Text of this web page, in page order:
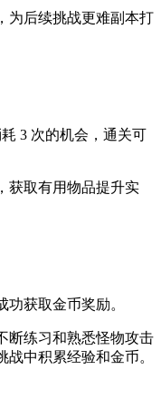
为后续挑战更难副本打
3 次的机会，通关可
获取有用物品提升实
获取金币奖励。
断练习和熟悉怪物攻击
中积累经验和金币。